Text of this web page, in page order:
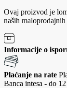
Ovaj proizvod je
naših maloprodajnih
Informacije o
Plaćanje na rate
Banca intesa - do 12